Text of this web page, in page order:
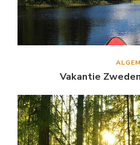
Vakantie